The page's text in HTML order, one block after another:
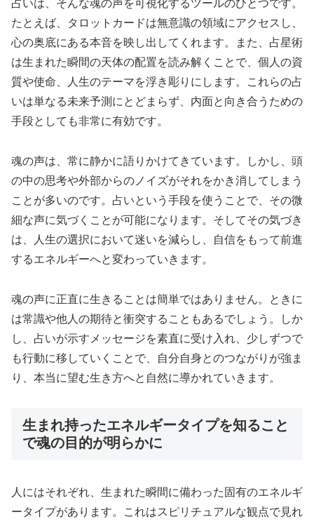
占いは、そんな魂の声を可視化するツールのひとつです。
たとえば、タロットカードは無意識の領域にアクセスし、
心の奥底にある本音を映し出してくれます。また、占星術
は生まれた瞬間の天体の配置を読み解くことで、個人の資
質や使命、人生のテーマを浮き彫りにします。これらの占
いは単なる未来予測にとどまらず、内面と向き合うための
手段としても非常に有効です。
魂の声は、常に静かに語りかけてきています。しかし、頭
の中の思考や外部からのノイズがそれをかき消してしまう
ことが多いのです。占いという手段を使うことで、その微
細な声に気づくことが可能になります。そしてその気づき
は、人生の選択において迷いを減らし、自信をもって前進
するエネルギーへと変わっていきます。
魂の声に正直に生きることは簡単ではありません。ときに
は常識や他人の期待と衝突することもあるでしょう。しか
し、占いが示すメッセージを素直に受け入れ、少しずつで
も行動に移していくことで、自分自身とのつながりが強ま
り、本当に望む生き方へと自然に導かれていきます。
生まれ持ったエネルギータイプを知ること
で魂の目的が明らかに
人にはそれぞれ、生まれた瞬間に備わった固有のエネルギ
ータイプがあります。これはスピリチュアルな観点で見れ